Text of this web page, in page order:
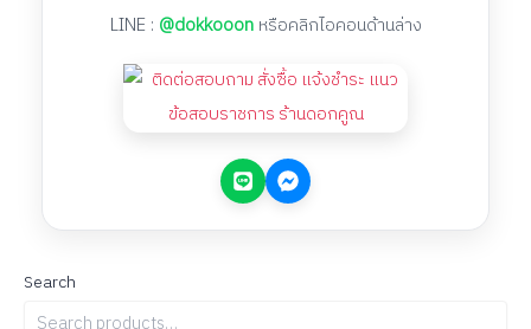
LINE : @dokkooon หรือคลิกไอคอนด้านล่าง
Search